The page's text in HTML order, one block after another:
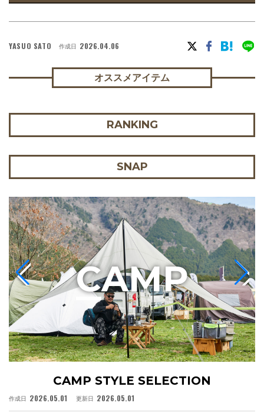
YASUO SATO 作成日 2026.04.06
オススメアイテム
RANKING
SNAP
CAMP STYLE SELECTION
作成日 2026.05.01 更新日 2026.05.01
CAMP